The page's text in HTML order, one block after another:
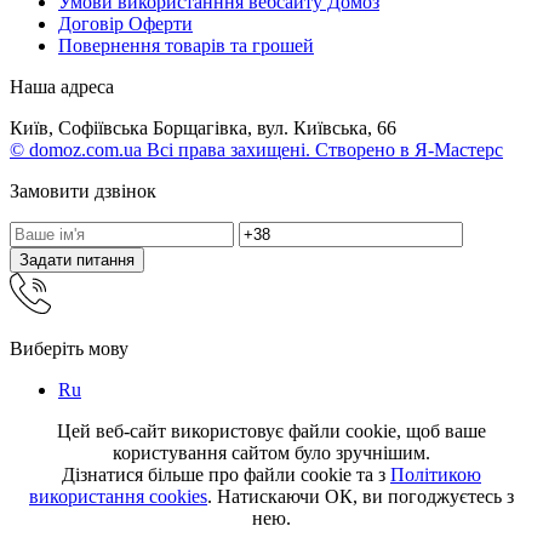
Договір Оферти
Повернення товарів та грошей
Наша адреса
Київ, Софіївська Борщагівка, вул. Київська, 66
© domoz.com.ua Всі права захищені. Створено в Я-Мастерс
Замовити дзвінок
Задати питання
Виберіть мову
Ru
Цей веб-сайт використовує файли cookie, щоб ваше
користування сайтом було зручнішим.
Дізнатися більше про файли cookie та з Політикою
використання cookies. Натискаючи ОК, ви погоджуєтесь з
нею.